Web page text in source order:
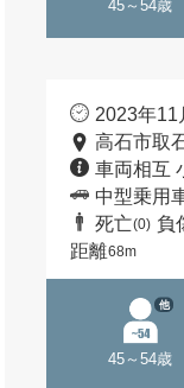
45～54歳
2023年11
高石市取
車両相互
中型乗用
死亡(0) 負
距離68m
45～54歳
他